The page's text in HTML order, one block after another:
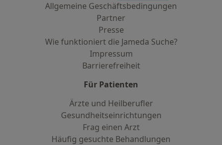
Allgemeine Geschäftsbedingungen
Partner
Presse
Wie funktioniert die Jameda Suche?
Impressum
Barrierefreiheit
Für Patienten
Ärzte und Heilberufler
Gesundheitseinrichtungen
Frag einen Arzt
Häufig gesuchte Behandlungen